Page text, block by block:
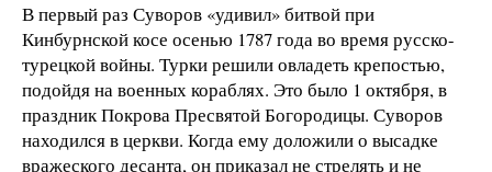
В первый раз Суворов «удивил» битвой при
Кинбурнской косе осенью 1787 года во время русско-
турецкой войны. Турки решили овладеть крепостью,
подойдя на военных кораблях. Это было 1 октября, в
праздник Покрова Пресвятой Богородицы. Суворов
находился в церкви. Когда ему доложили о высадке
вражеского десанта, он приказал не стрелять и не